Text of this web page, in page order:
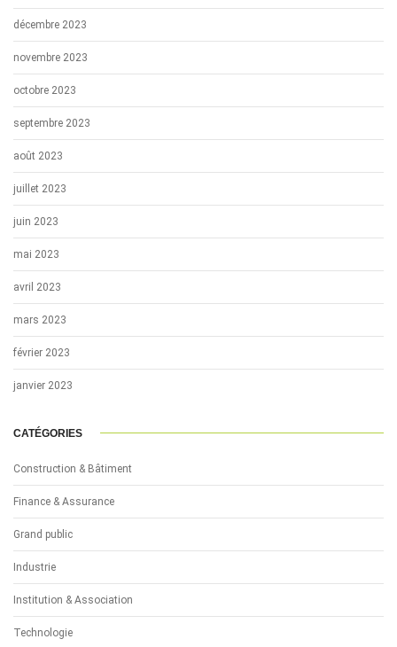
décembre 2023
novembre 2023
octobre 2023
septembre 2023
août 2023
juillet 2023
juin 2023
mai 2023
avril 2023
mars 2023
février 2023
janvier 2023
CATÉGORIES
Construction & Bâtiment
Finance & Assurance
Grand public
Industrie
Institution & Association
Technologie